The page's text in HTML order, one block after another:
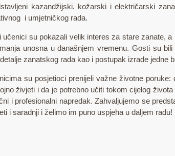
kazandžijski, kožarski i električarski
i umjetničkog rada.
učenici su pokazali velik interes za stare zanate,
unosna u današnjem vremenu. Gosti su
zanatskog rada kao i postupak izrade jedne
su posjetioci prenijeli važne životne
živjeti i da je potrebno učiti tokom cijelog
i profesionalni napredak. Zahvaljujemo se
i saradnji i želimo im puno uspjeha u daljem radu!